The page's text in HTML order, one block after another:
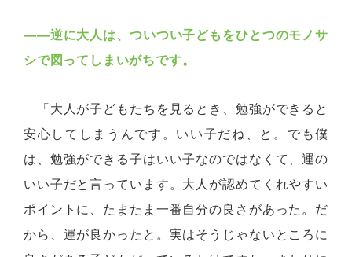
――逆に大人は、ついつい子どもをひとつのモノサ
シで図ってしまいがちです。
「大人が子どもたちを見るとき、勉強ができると
安心してしまうんです。いい子だね、と。でも僕
は、勉強ができる子はいい子なのではなくて、運の
いい子だと言っています。大人が認めてくれやすい
ポイントに、たまたま一番自分の良さがあった。だ
から、運が良かったと。実はそうじゃないところに